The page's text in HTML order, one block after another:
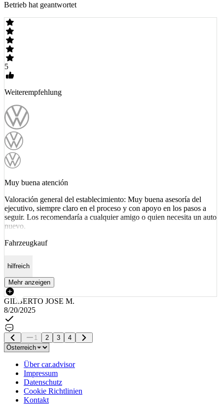
Betrieb hat geantwortet
5
Weiterempfehlung
Muy buena atención
Valoración general del establecimiento: Muy buena asesoría del
ejecutivo, siempre claro en el proceso y con apoyo en los pasos a
seguir. Los recomendaría a cualquier amigo o quien necesita un auto
nuevo.
Fahrzeugkauf
hilfreich
Mehr anzeigen
GILBERTO JOSE M.
8/20/2025
1 2 3 4
Über car.advisor
Impressum
Datenschutz
Cookie Richtlinien
Kontakt